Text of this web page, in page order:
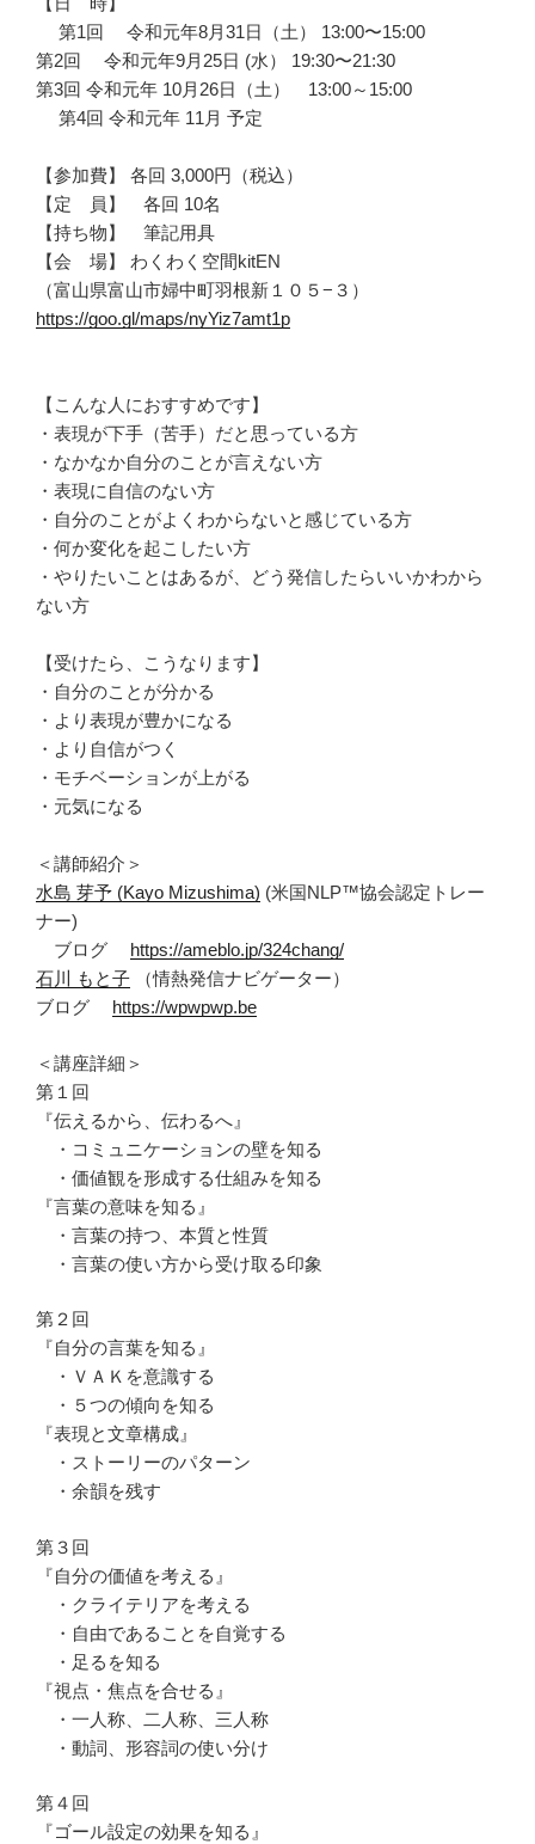
第1回 令和元年8月31日（土） 13:00〜15:00
第2回 令和元年9月25日 (水） 19:30〜21:30
第3回 令和元年 10月26日（土） 13:00～15:00
第4回 令和元年 11月 予定
【参加費】 各回 3,000円（税込）
【定 員】 各回 10名
【持ち物】 筆記用具
【会 場】 わくわく空間kitEN
（富山県富山市婦中町羽根新１０５−３）
https://goo.gl/maps/nyYiz7amt1p
【こんな人におすすめです】
・表現が下手（苦手）だと思っている方
・なかなか自分のことが言えない方
・表現に自信のない方
・自分のことがよくわからないと感じている方
・何か変化を起こしたい方
・やりたいことはあるが、どう発信したらいいかわから
ない方
【受けたら、こうなります】
・自分のことが分かる
・より表現が豊かになる
・より自信がつく
・モチベーションが上がる
・元気になる
＜講師紹介＞
水島 芽予 (Kayo Mizushima) (米国NLP™協会認定トレー
ナー)
ブログ https://ameblo.jp/324chang/
石川 もと子 （情熱発信ナビゲーター）
ブログ https://wpwpwp.be
＜講座詳細＞
第１回
『伝えるから、伝わるへ』
・コミュニケーションの壁を知る
・価値観を形成する仕組みを知る
『言葉の意味を知る』
・言葉の持つ、本質と性質
・言葉の使い方から受け取る印象
第２回
『自分の言葉を知る』
・ＶＡＫを意識する
・５つの傾向を知る
『表現と文章構成』
・ストーリーのパターン
・余韻を残す
第３回
『自分の価値を考える』
・クライテリアを考える
・自由であることを自覚する
・足るを知る
『視点・焦点を合せる』
・一人称、二人称、三人称
・動詞、形容詞の使い分け
第４回
『ゴール設定の効果を知る』